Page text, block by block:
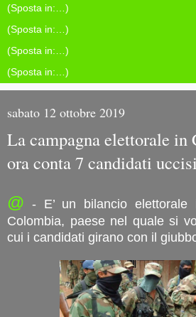
sabato 12 ottobre 2019
La campagna elettorale in
ora conta 7 candidati
@ - E’ un bilancio elettorale
Colombia, paese nel quale si
cui i candidati girano con il